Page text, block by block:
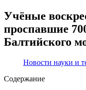
Учёные
проспавшие
Балтийского
Новости науки и
Содержание